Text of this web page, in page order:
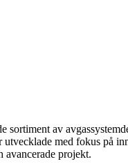
sortiment av
utvecklade med fokus på
avancerade projekt.